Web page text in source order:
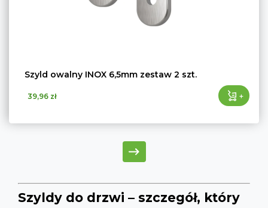
Szyld owalny INOX 6,5mm zestaw 2 szt.
39,96 zł +
Szyldy do drzwi – szczegół, który